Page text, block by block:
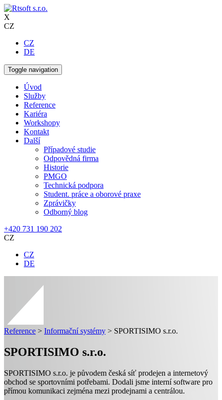
X
CZ
CZ
DE
Toggle navigation
Úvod
Služby
Reference
Kariéra
Workshopy
Kontakt
Další
Případové studie
Odpovědná firma
Historie
PMGO
Technická podpora
Student. práce a oborové praxe
Zprávičky
Odborný blog
+420 731 190 202
CZ
CZ
DE
Reference > Informační systémy > SPORTISIMO s.r.o.
SPORTISIMO s.r.o.
SPORTISIMO s.r.o. je původem česká síť prodejen a internetový
obchod se sportovními potřebami. Dodali jsme interní software pro
přímou komunikaci zejména mezi prodejnami a centrálou.